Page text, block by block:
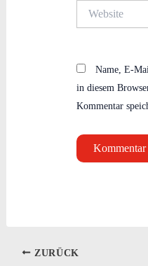
Name, E-
in diesem
Kommentar
ZURÜCK